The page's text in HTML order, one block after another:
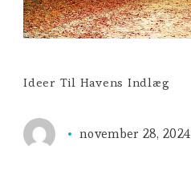
Ideer Til Havens Indlæg
november 28, 2024